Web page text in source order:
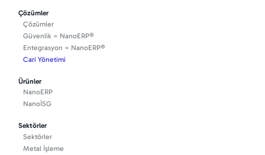
Çözümler
Çözümler
Güvenlik = NanoERP®
Entegrasyon = NanoERP®
Cari Yönetimi
Ürünler
NanoERP
NanoİSG
Sektörler
Sektörler
Metal İşleme